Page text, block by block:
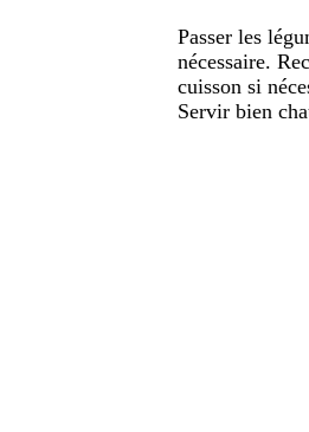
Passer les
nécessaire.
cuisson si
Servir bien